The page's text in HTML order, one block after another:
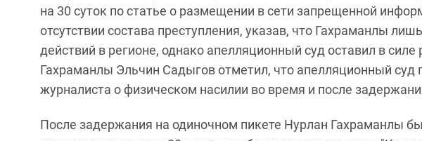
на 30 суток по статье о размещении в сети запрещенной
отсутствии состава преступления, указав, что Гахраманлы
действий в регионе, однако апелляционный суд оставил в
Гахраманлы Эльчин Садыгов отметил, что апелляционный суд
журналиста о физическом насилии во время и после
После задержания на одиночном пикете Нурлан Гахраманлы